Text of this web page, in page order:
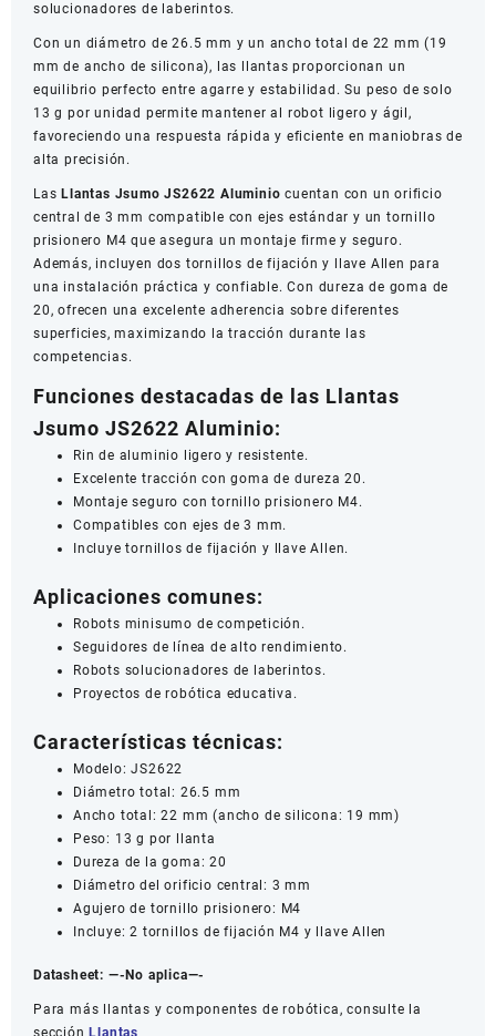
solucionadores de laberintos.
Con un diámetro de 26.5 mm y un ancho total de 22 mm (19
mm de ancho de silicona), las llantas proporcionan un
equilibrio perfecto entre agarre y estabilidad. Su peso de solo
13 g por unidad permite mantener al robot ligero y ágil,
favoreciendo una respuesta rápida y eficiente en maniobras de
alta precisión.
Las Llantas Jsumo JS2622 Aluminio cuentan con un orificio
central de 3 mm compatible con ejes estándar y un tornillo
prisionero M4 que asegura un montaje firme y seguro.
Además, incluyen dos tornillos de fijación y llave Allen para
una instalación práctica y confiable. Con dureza de goma de
20, ofrecen una excelente adherencia sobre diferentes
superficies, maximizando la tracción durante las
competencias.
Funciones destacadas de las Llantas
Jsumo JS2622 Aluminio:
Rin de aluminio ligero y resistente.
Excelente tracción con goma de dureza 20.
Montaje seguro con tornillo prisionero M4.
Compatibles con ejes de 3 mm.
Incluye tornillos de fijación y llave Allen.
Aplicaciones comunes:
Robots minisumo de competición.
Seguidores de línea de alto rendimiento.
Robots solucionadores de laberintos.
Proyectos de robótica educativa.
Características técnicas:
Modelo: JS2622
Diámetro total: 26.5 mm
Ancho total: 22 mm (ancho de silicona: 19 mm)
Peso: 13 g por llanta
Dureza de la goma: 20
Diámetro del orificio central: 3 mm
Agujero de tornillo prisionero: M4
Incluye: 2 tornillos de fijación M4 y llave Allen
Datasheet: —-No aplica—-
Para más llantas y componentes de robótica, consulte la